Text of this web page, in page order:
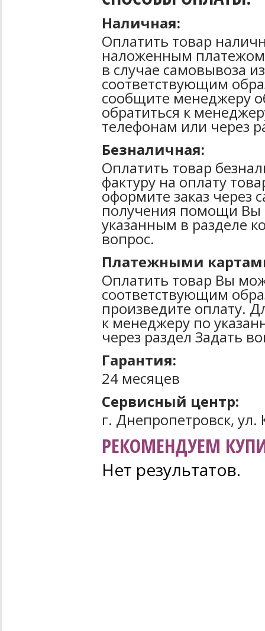
Наличная:
Оплатить товар
наложенным
в случае самовывоза
соответствующим
сообщите менеджеру
обратиться к
телефонам или через
Безналичная:
Оплатить товар
фактуру на оплату
оформите заказ через
получения помощи Вы
указанным в разделе
вопрос.
Платежными
Оплатить товар Вы
соответствующим
произведите оплату.
к менеджеру по
через раздел Задать
Гарантия:
24 месяцев
Сервисный центр:
г. Днепропетровск,
РЕКОМЕНДУЕМ
Нет результатов.